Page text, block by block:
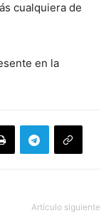
cualquiera de
en la
Artículo siguiente